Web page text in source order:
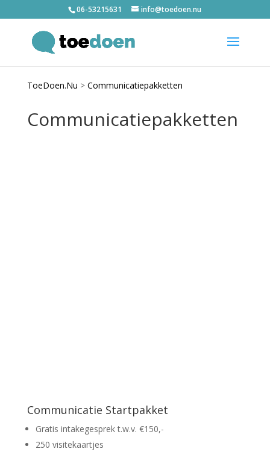
06-53215631 info@toedoen.nu
ToeDoen.Nu > Communicatiepakketten
Communicatiepakketten
Communicatie Startpakket
Gratis intakegesprek t.w.v. €150,-
250 visitekaartjes